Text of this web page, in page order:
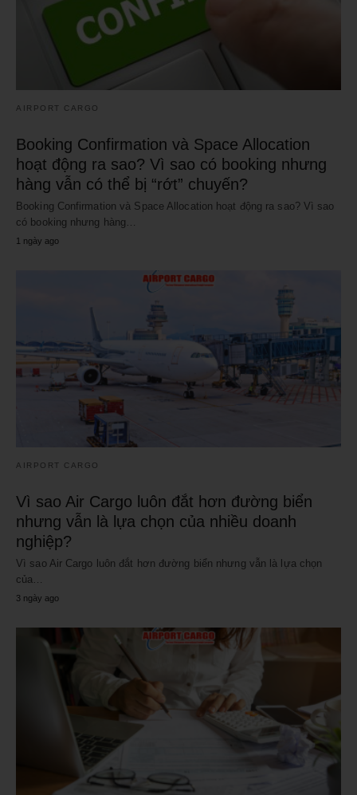
AIRPORT CARGO
Booking Confirmation và Space Allocation
hoạt động ra sao? Vì sao có booking nhưng
hàng vẫn có thể bị “rớt” chuyến?
Booking Confirmation và Space Allocation hoạt động ra sao? Vì sao
có booking nhưng hàng…
1 ngày ago
AIRPORT CARGO
Vì sao Air Cargo luôn đắt hơn đường biển
nhưng vẫn là lựa chọn của nhiều doanh
nghiệp?
Vì sao Air Cargo luôn đắt hơn đường biển nhưng vẫn là lựa chọn
của…
3 ngày ago